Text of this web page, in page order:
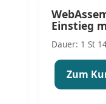
Einstieg
Dauer: 1 St
Zum